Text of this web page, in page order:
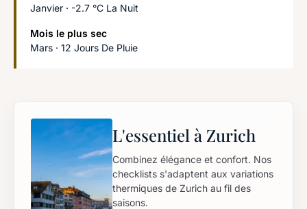
Janvier · -2.7 °C La Nuit
Mois le plus sec
Mars · 12 Jours De Pluie
L'essentiel à Zurich
Combinez élégance et confort. Nos
checklists s'adaptent aux variations
thermiques de Zurich au fil des
saisons.